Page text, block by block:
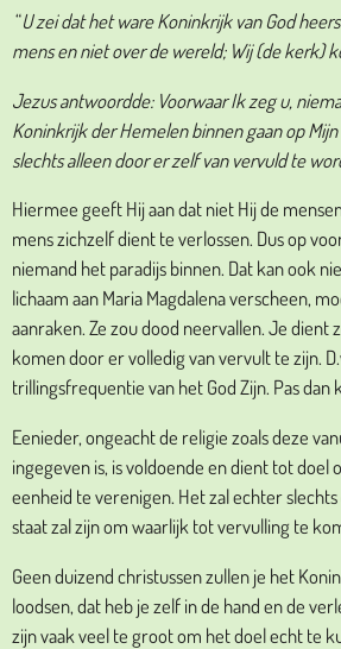
“U zei dat het ware Koninkrijk van God
mens en niet over de wereld; Wij (de kerk)
Jezus antwoordde: Voorwaar Ik zeg u,
Koninkrijk der Hemelen binnen gaan op
slechts alleen door er zelf van vervuld te
Hiermee geeft Hij aan dat niet Hij de
mens zichzelf dient te verlossen. Dus op
niemand het paradijs binnen. Dat kan ook
lichaam aan Maria Magdalena verscheen,
aanraken. Ze zou dood neervallen. Je dient
komen door er volledig van vervult te zijn.
trillingsfrequentie van het God Zijn. Pas
Eenieder, ongeacht de religie zoals deze
ingegeven is, is voldoende en dient tot doel
eenheid te verenigen. Het zal echter
staat zal zijn om waarlijk tot vervulling te
Geen duizend christussen zullen je het
loodsen, dat heb je zelf in de hand en de
zijn vaak veel te groot om het doel echt te